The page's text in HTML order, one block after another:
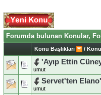
Forumda bulunan Konular,
Konu Başlıkları /
'Ayıp Ettin
umut
Servet'ten
umut